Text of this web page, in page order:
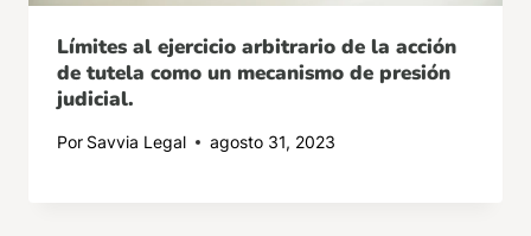
Límites al ejercicio arbitrario de la acción
de tutela como un mecanismo de presión
judicial.
Por Savvia Legal agosto 31, 2023